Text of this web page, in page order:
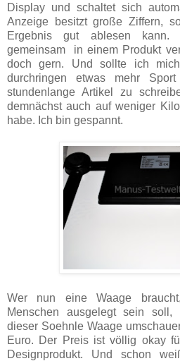
Display und schaltet sich
Anzeige besitzt große Ziffern,
Ergebnis gut ablesen
gemeinsam in einem Produkt
doch gern. Und sollte ich
durchringen etwas mehr
stundenlange Artikel zu
demnächst auch auf weniger
habe. Ich bin gespannt.
Wer nun eine Waage
Menschen ausgelegt sein
dieser Soehnle Waage
Euro. Der Preis ist völlig okay
Designprodukt. Und schon